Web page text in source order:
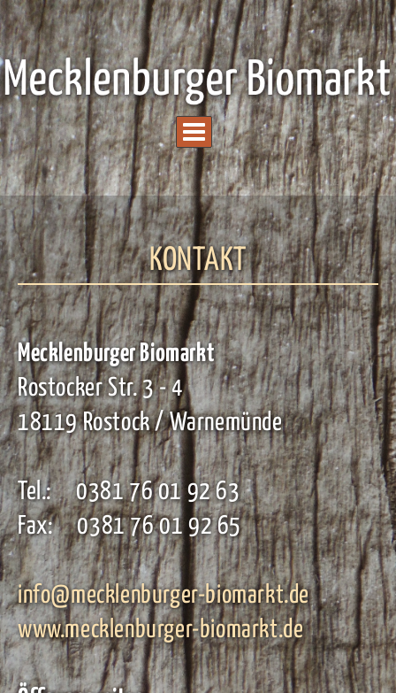
KONTAKT
Mecklenburger Biomarkt
Rostocker Str. 3 - 4
18119 Rostock / Warnemünde
Tel.: 0381 76 01 92 63
Fax: 0381 76 01 92 65
info@mecklenburger-biomarkt.de
www.mecklenburger-biomarkt.de